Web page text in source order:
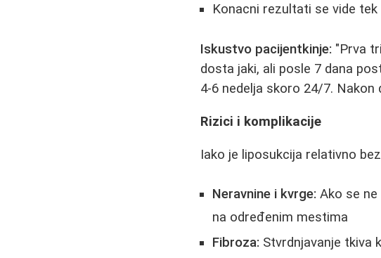
Konacni rezultati se vide
Iskustvo pacijentkinje: "Prva
dosta jaki, ali posle 7 dana
4-6 nedelja skoro 24/7. Nakon
Rizici i komplikacije
Iako je liposukcija relativno
Neravnine i kvrge: Ako se
na određenim mestima
Fibroza: Stvrdnjavanje tkiva